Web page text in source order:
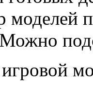
моделей
Можно